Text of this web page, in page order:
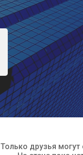
Только друзья